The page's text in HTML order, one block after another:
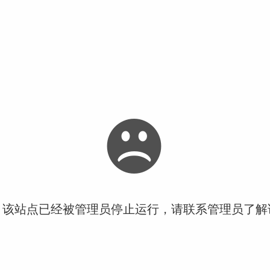
站点已经被管理员停止运行，请联系管理员了